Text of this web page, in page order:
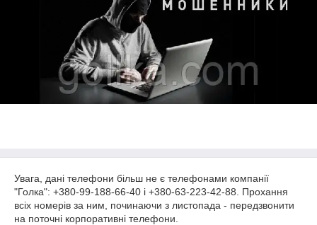
Увага, дані телефони більш не є телефонами компанії
"Голка": +380-99-188-66-40 і +380-63-223-42-88. Прохання
всіх номерів за ним, починаючи з листопада - передзвонити
на поточні корпоративні телефони.